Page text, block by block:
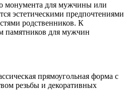
монумента для мужчины или
эстетическими предпочтениями
родственников. К
памятников для мужчин
прямоугольная форма с
резьбы и декоративных